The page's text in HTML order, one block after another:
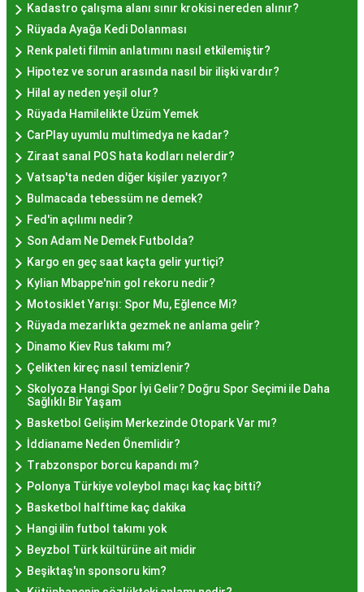
semtlerde de bu lezzeti bulabilirsiniz.
Hayır Lokması Fiyatları
İstanbul'da Nasıl?
Hayır lokması fiyatları İstanbul
mekanlara ve sunulan hizmete göre değişiklik
gösterir. Genellikle porsiyon bazında satılan hayır
lokmalarının fiyatları uygun olup, lezzetin
kalitesiyle uyumlu bir deneyim sunar. İstanbul'da
farklı mekanlarda çeşitli fiyat seçeneklerini
değerlendirerek, bütçenize uygun bir hayır lokması
bulabilirsiniz.
Hayır Lokması İstanbul
Deneyiminde Nelere Dikkat
Edilmeli?
İstanbul'da hayır lokması deneyimini daha özel
kılmak için birkaç öneri:
Geleneksel Mekanları Tercih Edin:
semtlerdeki geleneksel pastanelerde hayır
lokması deneyimi daha otantik olabilir.
Yerel Tavsiyelere Kulak Verin:
yaşayanların önerilerini değerlendirerek en iyi
hayır lokması mekanlarını keşfedin.
Özel Günlerde Ziyaret Edin:
Kadastro çalışma alanı sınır krokisi nereden alınır?
Rüyada Ayağa Kedi Dolanması
Renk paleti filmin anlatımını nasıl etkilemiştir?
Hipotez ve sorun arasında nasıl bir ilişki vardır?
Hilal ay neden yeşil olur?
Rüyada Hamilelikte Üzüm Yemek
CarPlay uyumlu multimedya ne kadar?
Ziraat sanal POS hata kodları nelerdir?
Vatsap'ta neden diğer kişiler yazıyor?
Bulmacada tebessüm ne demek?
Fed'in açılımı nedir?
Son Adam Ne Demek Futbolda?
Kargo en geç saat kaçta gelir yurtiçi?
Kylian Mbappe'nin gol rekoru nedir?
Motosiklet Yarışı: Spor Mu, Eğlence Mi?
Rüyada mezarlıkta gezmek ne anlama gelir?
Dinamo Kiev Rus takımı mı?
Çelikten kireç nasıl temizlenir?
Skolyoza Hangi Spor İyi Gelir? Doğru Spor Seçimi ile Daha
Sağlıklı Bir Yaşam
Basketbol Gelişim Merkezinde Otopark Var mı?
İddianame Neden Önemlidir?
Trabzonspor borcu kapandı mı?
Polonya Türkiye voleybol maçı kaç kaç bitti?
Basketbol halftime kaç dakika
Hangi ilin futbol takımı yok
Beyzbol Türk kültürüne ait midir
Beşiktaş'ın sponsoru kim?